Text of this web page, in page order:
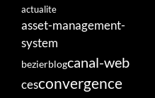
actualite
asset-management-
system
bezierblogcanal-web
cesconvergence